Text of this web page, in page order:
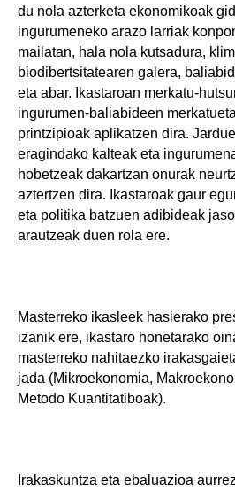
du nola azterketa ekonomikoak
ingurumeneko arazo larriak
mailatan, hala nola kutsadura,
biodibertsitatearen galera,
eta abar. Ikastaroan merkatu-
ingurumen-baliabideen
printzipioak aplikatzen dira.
eragindako kalteak eta
hobetzeak dakartzan onurak
aztertzen dira. Ikastaroak gaur
eta politika batzuen adibideak
arautzeak duen rola ere.
Masterreko ikasleek hasierako
izanik ere, ikastaro honetarako
masterreko nahitaezko
jada (Mikroekonomia,
Metodo Kuantitatiboak).
Irakaskuntza eta ebaluazioa